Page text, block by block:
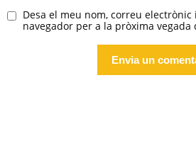
Desa el meu nom, correu
navegador per a la pròxima vegada